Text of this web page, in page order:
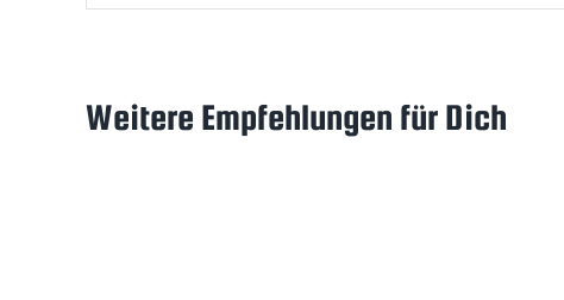
Weitere Empfehlungen für Dich